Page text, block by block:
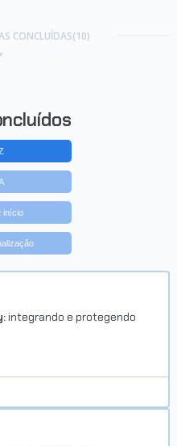
Clojure
24/07/2021
CONCLUÍDAS(10)
início
integrando e protegendo